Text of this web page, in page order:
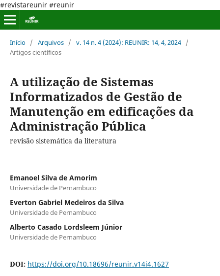
#revistareunir #reunir
Início / Arquivos / v. 14 n. 4 (2024): REUNIR: 14, 4, 2024 /
Artigos científicos
A utilização de Sistemas
Informatizados de Gestão de
Manutenção em edificações da
Administração Pública
revisão sistemática da literatura
Emanoel Silva de Amorim
Universidade de Pernambuco
Everton Gabriel Medeiros da Silva
Universidade de Pernambuco
Alberto Casado Lordsleem Júnior
Universidade de Pernambuco
DOI: https://doi.org/10.18696/reunir.v14i4.1627